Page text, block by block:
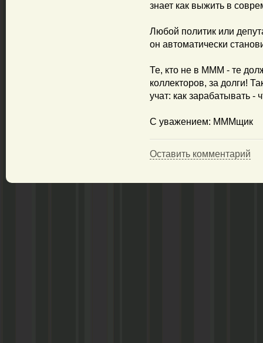
знает как выжить в
Любой политик или
он автоматически
Те, кто не в МММ - те
коллекторов, за долги!
учат: как зарабатывать -
С уважением: МММщик
Оставить комментарий